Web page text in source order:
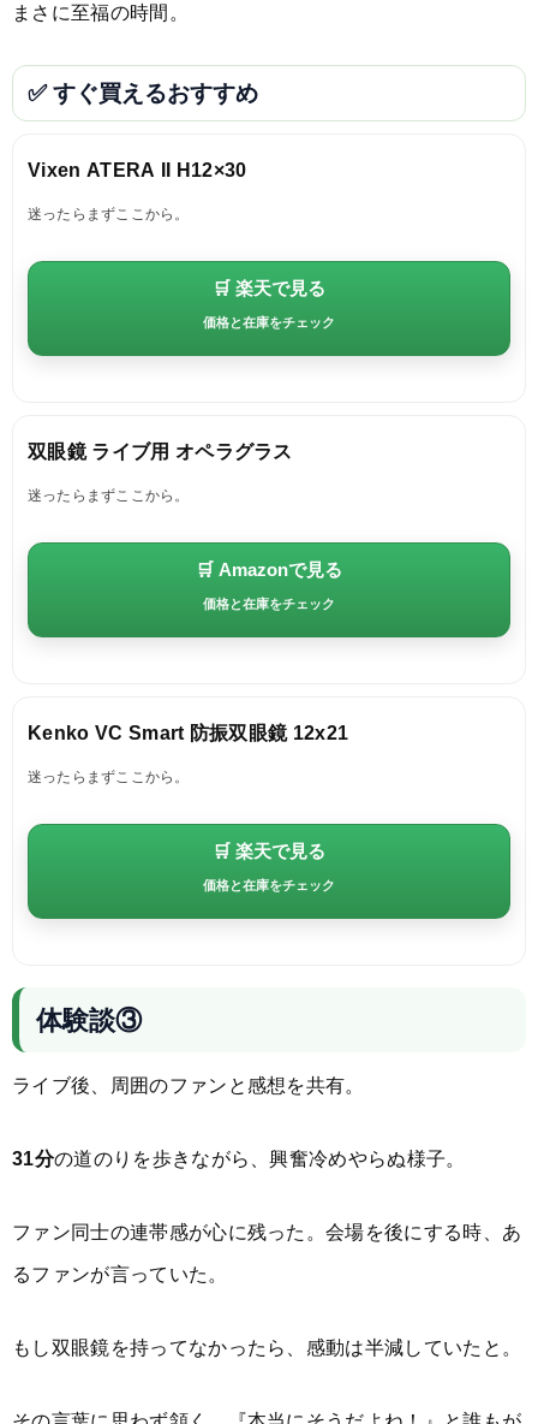
まさに至福の時間。
✅ すぐ買えるおすすめ
Vixen ATERA II H12×30
迷ったらまずここから。
🛒 楽天で見る
価格と在庫をチェック
双眼鏡 ライブ用 オペラグラス
迷ったらまずここから。
🛒 Amazonで見る
価格と在庫をチェック
Kenko VC Smart 防振双眼鏡 12x21
迷ったらまずここから。
🛒 楽天で見る
価格と在庫をチェック
体験談③
ライブ後、周囲のファンと感想を共有。
31分の道のりを歩きながら、興奮冷めやらぬ様子。
ファン同士の連帯感が心に残った。会場を後にする時、あ
るファンが言っていた。
もし双眼鏡を持ってなかったら、感動は半減していたと。